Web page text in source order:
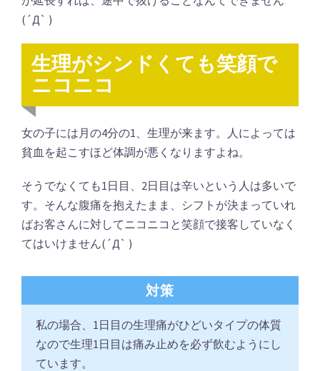
(´Д` )
生理がシンドくても笑顔で
ニコニコ
女の子には月の4分の1、生理が来ます。人によっては
貧血を起こすほど体調が悪くなりますよね。
そうでなくても1日目、2日目は辛いという人は多いで
す。そんな腹痛を抱えたまま、シフトが決まっていれ
ばお客さんに対してニコニコと笑顔で接客していなく
てはいけません(´Д` )
対策
私の場合、1日目の生理痛がひどいタイプの体質
なので生理1日目は痛み止めを必ず飲むようにし
ています。